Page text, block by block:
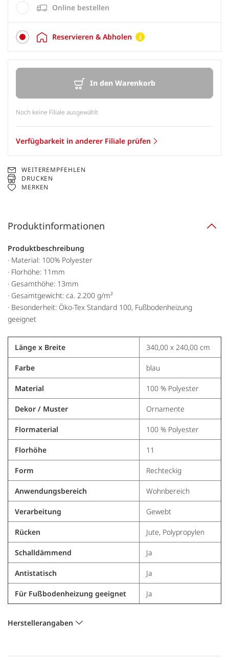
Online bestellen
Reservieren & Abholen
In den Warenkorb
Noch keine Filiale ausgewählt
Verfügbarkeit in anderer Filiale prüfen
WEITEREMPFEHLEN
DRUCKEN
MERKEN
Produktinformationen
Produktbeschreibung
· Material: 100% Polyester
· Florhöhe: 11mm
· Gesamthöhe: 13mm
· Gesamtgewicht: ca. 2.200 g/m²
· Besonderheit: Öko-Tex Standard 100, Fußbodenheizung
geeignet
Länge x Breite 340,00 x 240,00 cm
Farbe blau
Material 100 % Polyester
Dekor / Muster Ornamente
Flormaterial 100 % Polyester
Florhöhe 11
Form Rechteckig
Anwendungsbereich Wohnbereich
Verarbeitung Gewebt
Rücken Jute, Polypropylen
Schalldämmend Ja
Antistatisch Ja
Für Fußbodenheizung geeignet Ja
Herstellerangaben